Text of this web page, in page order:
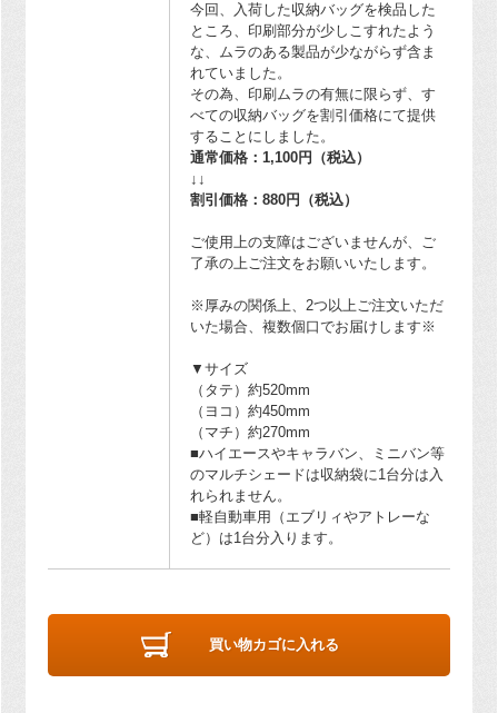
今回、入荷した収納バッグを検品した
ところ、印刷部分が少しこすれたよう
な、ムラのある製品が少ながらず含ま
れていました。
その為、印刷ムラの有無に限らず、す
べての収納バッグを割引価格にて提供
することにしました。
通常価格：1,100円（税込）
↓↓
割引価格：880円（税込）
ご使用上の支障はございませんが、ご
了承の上ご注文をお願いいたします。
※厚みの関係上、2つ以上ご注文いただ
いた場合、複数個口でお届けします※
▼サイズ
（タテ）約520mm
（ヨコ）約450mm
（マチ）約270mm
■ハイエースやキャラバン、ミニバン等
のマルチシェードは収納袋に1台分は入
れられません。
■軽自動車用（エブリィやアトレーな
ど）は1台分入ります。
買い物カゴに入れる